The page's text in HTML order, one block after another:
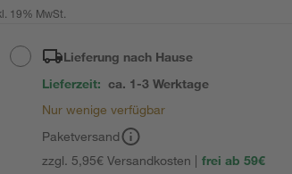
19% MwSt.
Lieferung nach Hause
Lieferzeit: ca. 1-3 Werktage
Nur wenige verfügbar
Paketversand
zzgl. 5,95€ Versandkosten | frei ab 59€